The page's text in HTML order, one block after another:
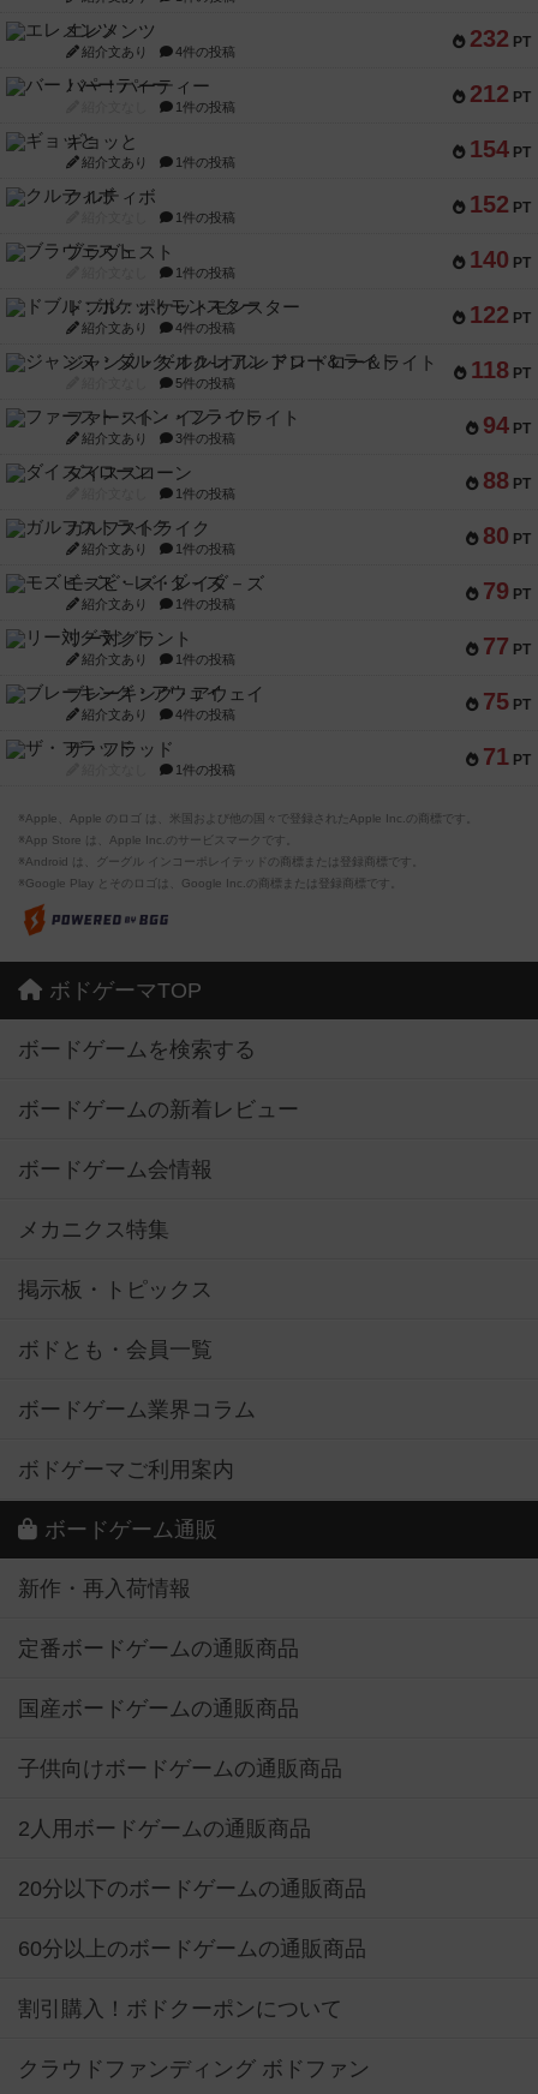
232 PT
エレメンツ
紹介文あり 4件の投稿
212 PT
バー！パーティー
1件の投稿
154 PT
ギョッと
紹介文あり 1件の投稿
152 PT
クルティボ
1件の投稿
140 PT
ブラヴェスト
1件の投稿
122 PT
ドブル：ポケットモンスター
紹介文あり 4件の投稿
118 PT
ジャンヌ・ダルク-オルレアン ドロー＆ライト
5件の投稿
94 PT
ファースト・イン・フライト
紹介文あり 3件の投稿
88 PT
ダイススローン
1件の投稿
80 PT
ガルフストライク
紹介文あり 1件の投稿
79 PT
モズビ－ズ・レイダ－ズ
紹介文あり 1件の投稿
77 PT
リー対グラント
紹介文あり 1件の投稿
75 PT
ブレーキング・アウェイ
紹介文あり 4件の投稿
71 PT
ザ・フラッド
1件の投稿
※Apple、Apple のロゴ は、米国および他の国々で登録されたApple Inc.の商標です。
※App Store は、Apple Inc.のサービスマークです。
※Android は、グーグル インコーポレイテッドの商標または登録商標です。
※Google Play とそのロゴは、Google Inc.の商標または登録商標です。
ボドゲーマTOP
ボードゲームを検索する
ボードゲームの新着レビュー
ボードゲーム会情報
メカニクス特集
掲示板・トピックス
ボドとも・会員一覧
ボードゲーム業界コラム
ボドゲーマご利用案内
ボードゲーム通販
新作・再入荷情報
定番ボードゲームの通販商品
国産ボードゲームの通販商品
子供向けボードゲームの通販商品
2人用ボードゲームの通販商品
20分以下のボードゲームの通販商品
60分以上のボードゲームの通販商品
割引購入！ボドクーポンについて
クラウドファンディング ボドファン